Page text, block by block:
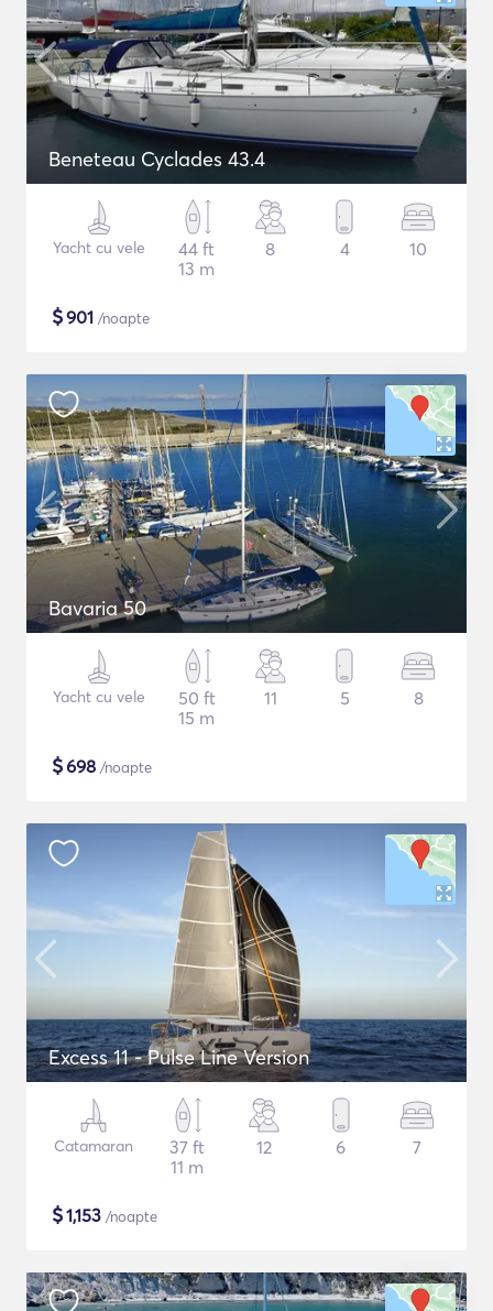
Beneteau Cyclades 43.4
Yacht cu vele
44 ft
13 m
8 4 10
$901 /noapte
Bavaria 50
Yacht cu vele
50 ft
15 m
11 5 8
$698 /noapte
Excess 11 - Pulse Line Version
Catamaran
37 ft
11 m
12 6 7
$1,153 /noapte